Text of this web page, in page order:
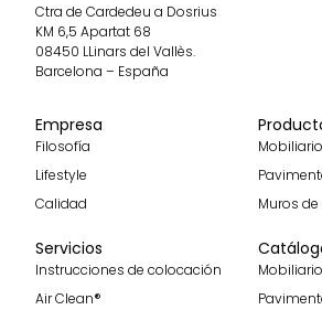
Ctra de Cardedeu a Dosrius
KM 6,5 Apartat 68
08450 LLinars del Vallès.
Barcelona – España
Empresa
Filosofía
Lifestyle
Calidad
Muros
Servicios
Instrucciones de colocación
Air Clean®